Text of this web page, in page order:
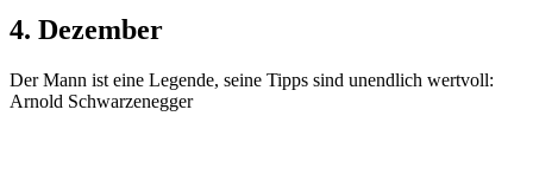
4. Dezember
Der Mann ist eine Legende, seine Tipps sind unendlich wertvoll:
Arnold Schwarzenegger